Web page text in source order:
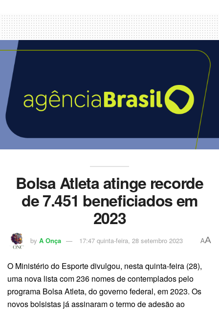
Bolsa Atleta atinge recorde
de 7.451 beneficiados em
2023
by A Onça 17:47 quinta-feira, 28 setembro 2023 AA
O Ministério do Esporte divulgou, nesta quinta-feira (28),
uma nova lista com 236 nomes de contemplados pelo
programa Bolsa Atleta, do governo federal, em 2023. Os
novos bolsistas já assinaram o termo de adesão ao